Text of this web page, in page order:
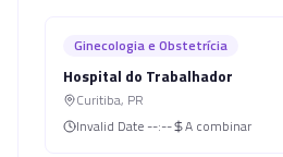
Ginecologia e Obstetrícia
Hospital do Trabalhador
Curitiba, PR
Invalid Date --:-- A combinar